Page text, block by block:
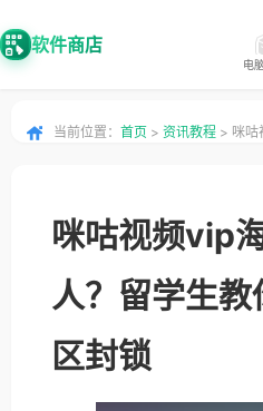
软件商店
电
当前位置： 首页 > 资讯教程 > 咪咕
咪咕视频vip
人？留学生
区封锁